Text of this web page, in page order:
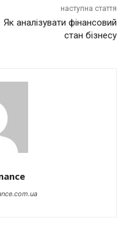
наступна стаття
Як аналізувати фінансовий
стан бізнесу